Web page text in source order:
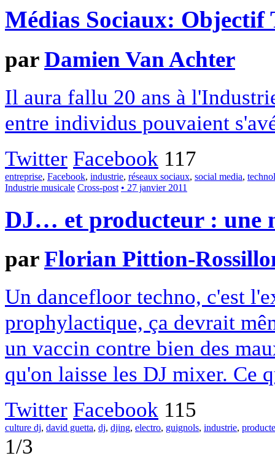
Médias Sociaux: Objectif
parDamien Van Achter
Il aura fallu 20 ans à
entre individus pouvaient
Twitter Facebook 117
entreprise, Facebook, industrie, réseaux sociaux, social media,
Industrie musicale Cross-post • 27 janvier 2011
DJ… et producteur : une
parFlorian Pittion-
Un dancefloor techno, c'est
prophylactique, ça devrait
un vaccin contre bien des
qu'on laisse les DJ mixer. Ce
Twitter Facebook 115
culture dj, david guetta, dj, djing, electro, guignols, industrie,
1/3